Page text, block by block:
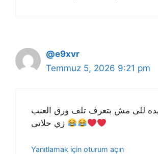
@e9xvr
Temmuz 5, 2026 9:21 pm
للى مش بتعرف تلف ورق العنب
Yanıtlamak için oturum açın